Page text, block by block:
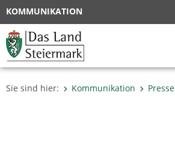
KOMMUNIKATION
Sie sind hier: Kommunikation Presse